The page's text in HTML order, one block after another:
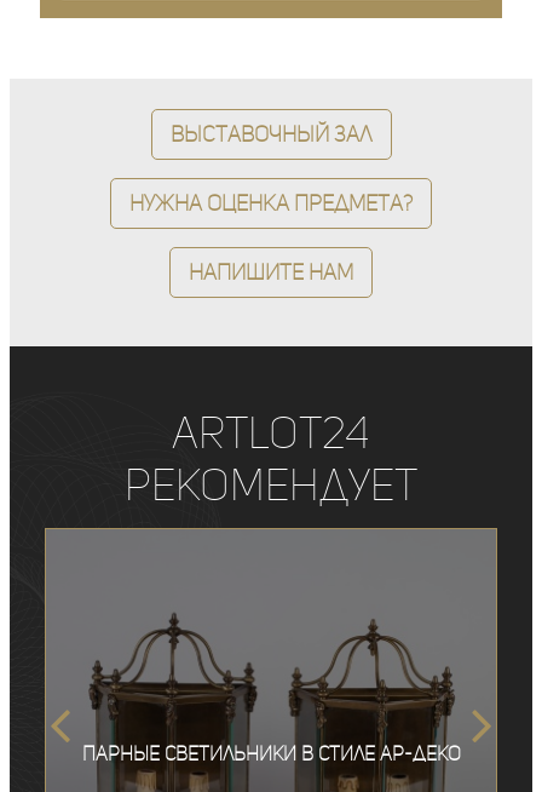
Выставочный зал
Нужна оценка предмета?
Напишите нам
ArtLot24
рекомендует
Парные светильники в стиле ар-деко